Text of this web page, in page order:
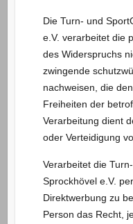
Die Turn- und
e.V. verarbeitet die
des Widerspruchs
zwingende
nachweisen, die
Freiheiten der
Verarbeitung dient
oder Verteidigung
Verarbeitet die
Sprockhövel e.V.
Direktwerbung zu
Person das Recht,